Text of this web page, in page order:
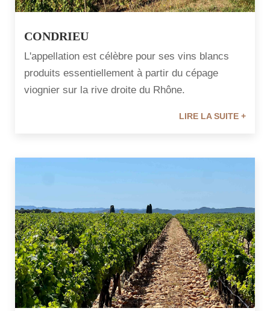
CONDRIEU
L'appellation est célèbre pour ses vins blancs
produits essentiellement à partir du cépage
viognier sur la rive droite du Rhône.
LIRE LA SUITE +